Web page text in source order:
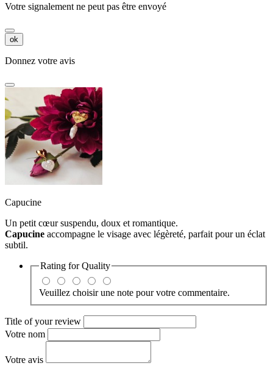
Votre signalement ne peut pas être envoyé
ok
Donnez votre avis
Capucine
Un petit cœur suspendu, doux et romantique.
Capucine accompagne le visage avec légèreté, parfait pour un éclat
subtil.
Rating forQuality
Veuillez choisir une note pour votre commentaire.
Title of your review
Votre nom
Votre avis